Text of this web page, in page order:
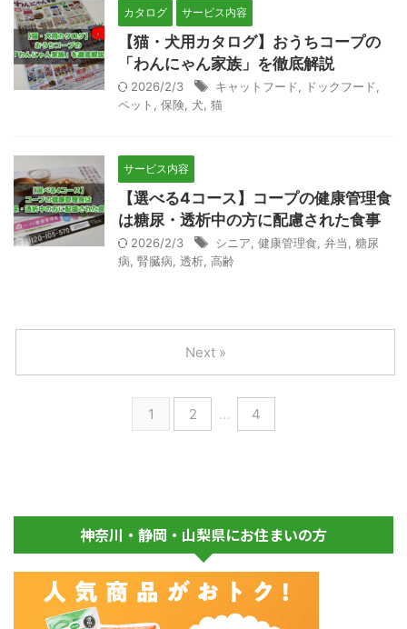
カタログ サービス内容
【猫・犬用カタログ】おうちコープの
「わんにゃん家族」を徹底解説
2026/2/3 キャットフード ドックフード
ペット
保険 犬 猫
サービス内容
【選べる4コース】コープの健康管理食
は糖尿・透析中の方に配慮された食事
2026/2/3 シニア 健康管理食 弁当
糖尿
病 腎臓病 透析 高齢
1 2 … 4
Next »
神奈川・静岡・山梨県にお住まいの方